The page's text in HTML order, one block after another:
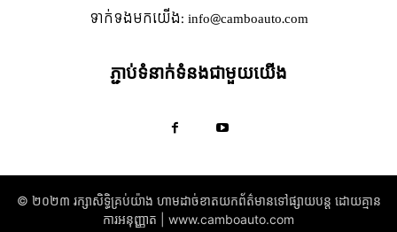
ទាក់ទង​មក​យើង:info@camboauto.com
ភ្ជាប់ទំនាក់ទំនងជាមួយយើង
© ២០២៣ រក្សាសិទ្ធិគ្រប់យ៉ាង​ ហាមដាច់ខាតយកព័ត៌មានទៅផ្សាយបន្ត ដោយគ្មាន
ការអនុញ្ញាត | www.camboauto.com